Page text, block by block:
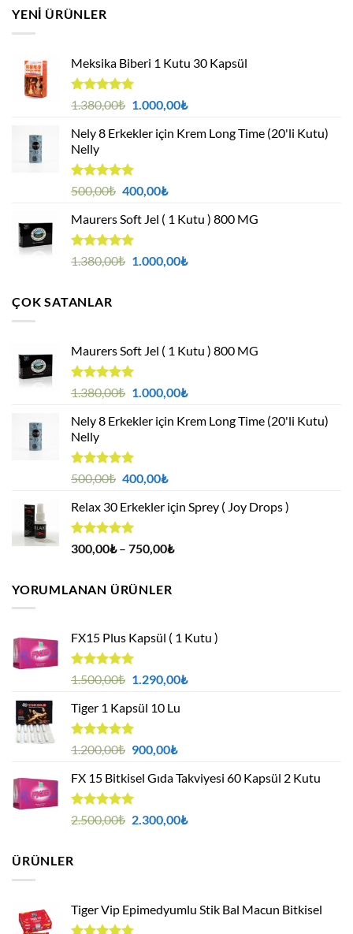
YENI ÜRÜNLER
Meksika Biberi 1 Kutu 30 Kapsül
5 üzerinden
oy
aldı
1.380,00₺ Orijinal
1.380,00₺.
1.000,00₺Şu
fiyat:
Nely 8 Erkekler için Krem Long Time (20'li Kutu)
Nelly
5 üzerinden
oy
aldı
500,00₺ Orijinal
500,00₺.
400,00₺Şu
fiyat:
Maurers Soft Jel ( 1 Kutu ) 800 MG
5 üzerinden
oy
1.380,00₺ Orijinal
1.000,00₺Şu
ÇOK SATANLAR
Maurers Soft Jel ( 1 Kutu ) 800 MG
5 üzerinden
oy
aldı
1.380,00₺ Orijinal
1.380,00₺.
1.000,00₺Şu
fiyat:
Nely 8 Erkekler için Krem Long Time (20'li Kutu)
Nelly
5 üzerinden
oy
aldı
500,00₺ Orijinal
500,00₺.
400,00₺Şu
fiyat:
Relax 30 Erkekler için Sprey ( Joy Drops )
5 üzerinden
4.94oy
300,00₺ – 750,00₺Fiyat
YORUMLANAN ÜRÜNLER
FX15 Plus Kapsül ( 1 Kutu )
5 üzerinden
oy
aldı
1.500,00₺ Orijinal
1.500,00₺.
1.290,00₺Şu
Tiger 1 Kapsül 10 Lu
5 üzerinden
oy
aldı
1.200,00₺ Orijinal
1.200,00₺.
900,00₺Şu
fiyat:
FX 15 Bitkisel Gıda Takviyesi 60 Kapsül 2 Kutu
5 üzerinden
oy
2.500,00₺ Orijinal
2.300,00₺Şu
ÜRÜNLER
Tiger Vip Epimedyumlu Stik Bal Macun Bitkisel